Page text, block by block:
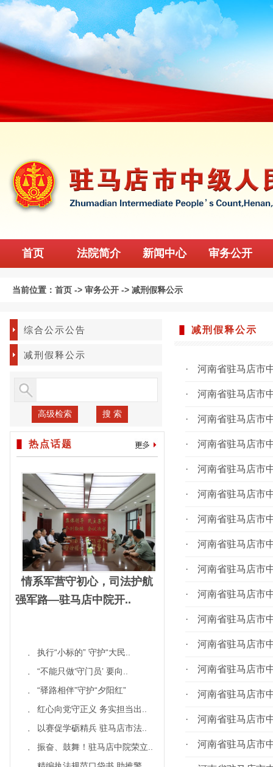
首页 法院简介 新闻中心 审务公开
当前位置： 首页 -> 审务公开 -> 减刑假释公示
综合公示公告
减刑假释公示
高级检索 搜 索
热点话题
情系军营守初心，司法护航
强军路—驻马店中院开..
· 执行“小标的” 守护“大民..
· “不能只做‘守门员’ 要向..
· “驿路相伴”守护“夕阳红”
· 红心向党守正义 务实担当出..
· 以赛促学砺精兵 驻马店市法..
· 振奋、鼓舞！驻马店中院荣立..
减刑假释公示
· 河南省驻马店市
· 河南省驻马店市
· 河南省驻马店市
· 河南省驻马店市
· 河南省驻马店市
· 河南省驻马店市
· 河南省驻马店市
· 河南省驻马店市
· 河南省驻马店市
· 河南省驻马店市
· 河南省驻马店市
· 河南省驻马店市
· 河南省驻马店市
· 河南省驻马店市
· 河南省驻马店市
· 河南省驻马店市